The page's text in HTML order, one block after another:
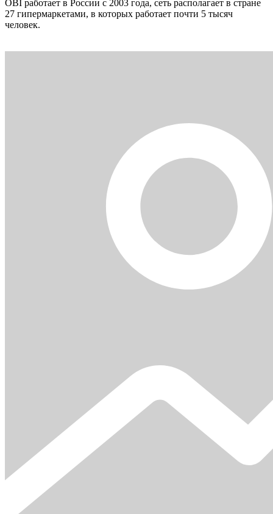
OBI работает в России с 2003 года, сеть располагает в стране
27 гипермаркетами, в которых работает почти 5 тысяч
человек.